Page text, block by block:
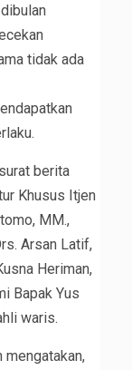
tidak ada
berita
Khusus Itjen
MM.,
Arsan Latif,
Heriman,
Bapak Yus
waris.
mengatakan,